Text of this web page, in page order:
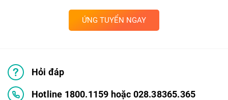
ỨNG TUYỂN NGAY
Hỏi đáp
Hotline 1800.1159 hoặc 028.38365.365